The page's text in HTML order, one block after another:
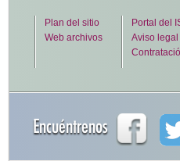
Plan del sitio
Web archivos
Portal del
Aviso legal
Encuéntrenos